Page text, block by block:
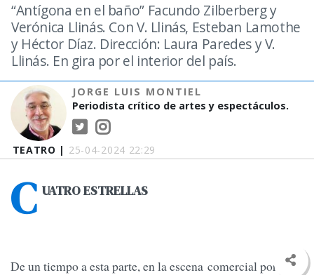
TEATRO | 25-04-2024 22:29
“Antígona en el baño” Facundo Zilberberg y
Verónica Llinás. Con V. Llinás, Esteban Lamothe
y Héctor Díaz. Dirección: Laura Paredes y V.
Llinás. En gira por el interior del país.
JORGE LUIS MONTIEL
Periodista crítico de artes y espectáculos.
C UATRO ESTRELLAS
De un tiempo a esta parte, en la escena comercial porteña,